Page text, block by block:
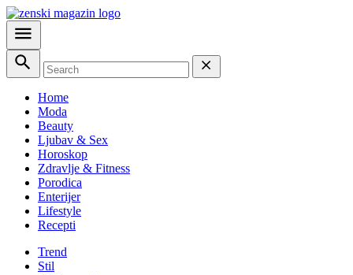
Home
Moda
Beauty
Ljubav & Sex
Horoskop
Zdravlje & Fitness
Porodica
Enterijer
Lifestyle
Recepti
Trend
Stil